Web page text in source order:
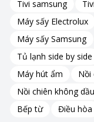
Hình ảnh chỉ mang
Tự động sục rửa
Máy có chức năng
động liên tục hoặc
Tivi samsung
Máy sấy Electrolux
Máy sấy Samsung
Tủ lạnh side by side
Máy hút ẩm
Nồi
Nồi chiên không dầu
Bếp từ
Điều hòa